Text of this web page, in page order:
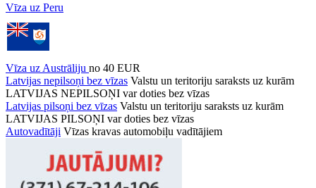
Vīza uz Peru
Vīza uz Austrāliju no 40 EUR
Latvijas nepilsoņi bez vīzas Valstu un teritoriju saraksts uz kurām
LATVIJAS NEPILSOŅI var doties bez vīzas
Latvijas pilsoņi bez vīzas Valstu un teritoriju saraksts uz kurām
LATVIJAS PILSOŅI var doties bez vīzas
Autovadītāji Vīzas kravas automobiļu vadītājiem